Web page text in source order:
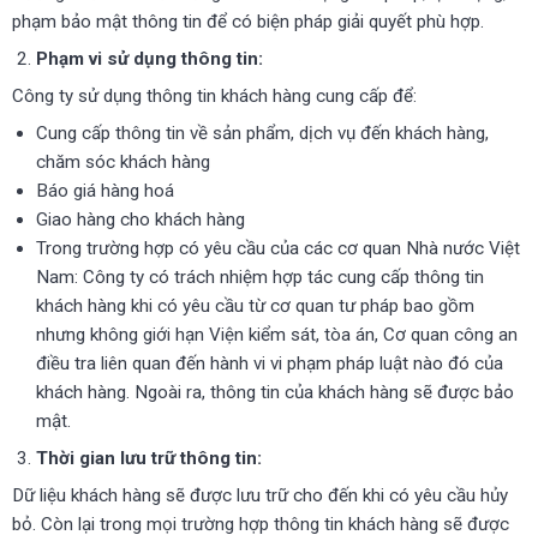
phạm bảo mật thông tin để có biện pháp giải quyết phù hợp.
Phạm vi sử dụng thông tin:
Công ty sử dụng thông tin khách hàng cung cấp để:
Cung cấp thông tin về sản phẩm, dịch vụ đến khách hàng,
chăm sóc khách hàng
Báo giá hàng hoá
Giao hàng cho khách hàng
Trong trường hợp có yêu cầu của các cơ quan Nhà nước Việt
Nam: Công ty có trách nhiệm hợp tác cung cấp thông tin
khách hàng khi có yêu cầu từ cơ quan tư pháp bao gồm
nhưng không giới hạn Viện kiểm sát, tòa án, Cơ quan công an
điều tra liên quan đến hành vi vi phạm pháp luật nào đó của
khách hàng. Ngoài ra, thông tin của khách hàng sẽ được bảo
mật.
Thời gian lưu trữ thông tin:
Dữ liệu khách hàng sẽ được lưu trữ cho đến khi có yêu cầu hủy
bỏ. Còn lại trong mọi trường hợp thông tin khách hàng sẽ được